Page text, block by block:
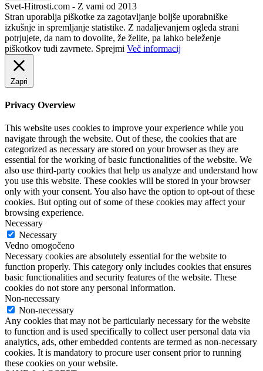
Svet-Hitrosti.com - Z vami od 2013
Stran uporablja piškotke za zagotavljanje boljše uporabniške
izkušnje in spremljanje statistike. Z nadaljevanjem ogleda strani
potrjujete, da nam to dovolite, že želite, pa lahko beleženje
piškotkov tudi zavrnete. Sprejmi Več informacij
Zapri
Privacy Overview
This website uses cookies to improve your experience while you
navigate through the website. Out of these, the cookies that are
categorized as necessary are stored on your browser as they are
essential for the working of basic functionalities of the website. We
also use third-party cookies that help us analyze and understand how
you use this website. These cookies will be stored in your browser
only with your consent. You also have the option to opt-out of these
cookies. But opting out of some of these cookies may affect your
browsing experience.
Necessary
Necessary
Vedno omogočeno
Necessary cookies are absolutely essential for the website to
function properly. This category only includes cookies that ensures
basic functionalities and security features of the website. These
cookies do not store any personal information.
Non-necessary
Non-necessary
Any cookies that may not be particularly necessary for the website
to function and is used specifically to collect user personal data via
analytics, ads, other embedded contents are termed as non-necessary
cookies. It is mandatory to procure user consent prior to running
these cookies on your website.